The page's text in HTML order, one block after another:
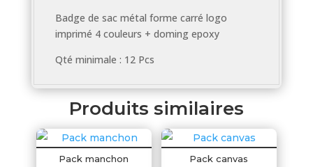
Badge de sac métal forme carré logo
imprimé 4 couleurs + doming epoxy
Qté minimale : 12 Pcs
Produits similaires
Pack manchon Pack canvas